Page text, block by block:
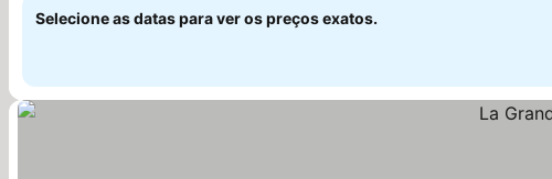
Selecione as datas para ver os preços exatos.